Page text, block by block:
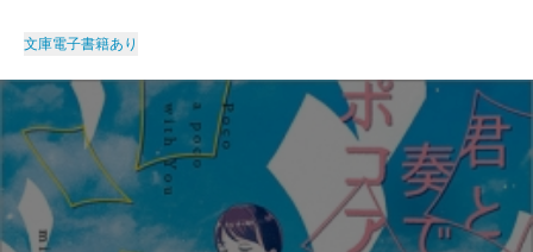
文庫電子書籍あり